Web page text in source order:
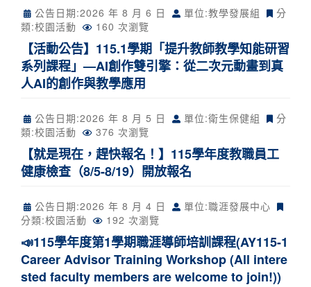
公告日期:2026 年 8 月 6 日 單位:教學發展組
分
類:校園活動 160 次瀏覽
【活動公告】115.1學期「提升教師教學知能研習
系列課程」—AI創作雙引擎：從二次元動畫到真
人AI的創作與教學應用
公告日期:2026 年 8 月 5 日 單位:衛生保健組
分
類:校園活動 376 次瀏覽
【就是現在，趕快報名！】115學年度教職員工
健康檢查（8/5-8/19）開放報名
公告日期:2026 年 8 月 4 日
單位:職涯發展中心
分類:校園活動 192 次瀏覽
📣115學年度第1學期職涯導師培訓課程(AY115-1
Career Advisor Training Workshop (All intere
sted faculty members are welcome to join!))